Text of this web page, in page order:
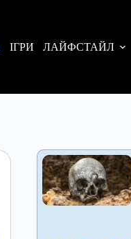
ІГРИ ЛАЙФСТАЙЛ